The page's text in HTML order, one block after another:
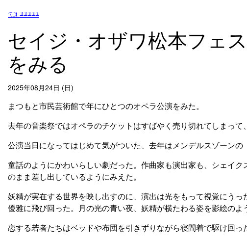
👈 ﾕﾕﾕﾕﾕ
セイジ・オザワ松本フェ
をみる
2025年08月24日 (日)
まつもと市民芸術館で年にひとつのオペラ公演をみた。
去年の音楽祭ではオペラのチケットはすばやく売り切れてしまっ
公演当日になってはじめて気がついた、去年はメンデルスゾーン
童話のようにかわいらしい劇だった。作曲家も演出家も、シェイ
のまま差し出しているようにみえた。
妖精が実在する世界を映し出すのに、演出は光をもって視覚にう
優雅に飛び回った。月の光の青い夜、妖精が横たわる姿を影絵のよ
恋する若者たちはベッドや布団を引きずりながら寝間着で駆け回